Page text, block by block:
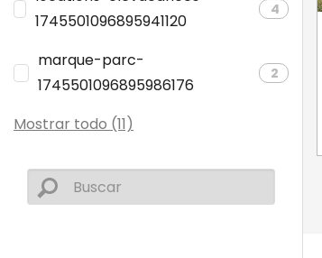
1745501096895941120
4
marque-parc-
1745501096895986176
2
Mostrar todo (11)